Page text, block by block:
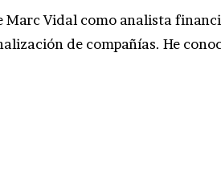
Marc Vidal como analista
de compañías. He